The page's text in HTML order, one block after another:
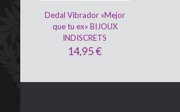
Dedal Vibrador «Mejor
que tu ex» BIJOUX
INDISCRETS
14,95€